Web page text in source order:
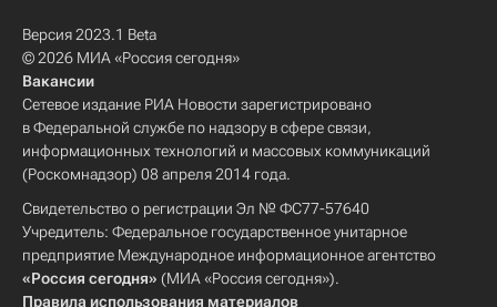
Версия 2023.1 Beta
© 2026 МИА «Россия сегодня»
Вакансии
Сетевое издание РИА Новости зарегистрировано
в Федеральной службе по надзору в сфере связи,
информационных технологий и массовых коммуникаций
(Роскомнадзор) 08 апреля 2014 года.
Свидетельство о регистрации Эл № ФС77-57640
Учредитель: Федеральное государственное унитарное
предприятие Международное информационное агентство
«Россия сегодня» (МИА «Россия сегодня»).
Правила использования материалов